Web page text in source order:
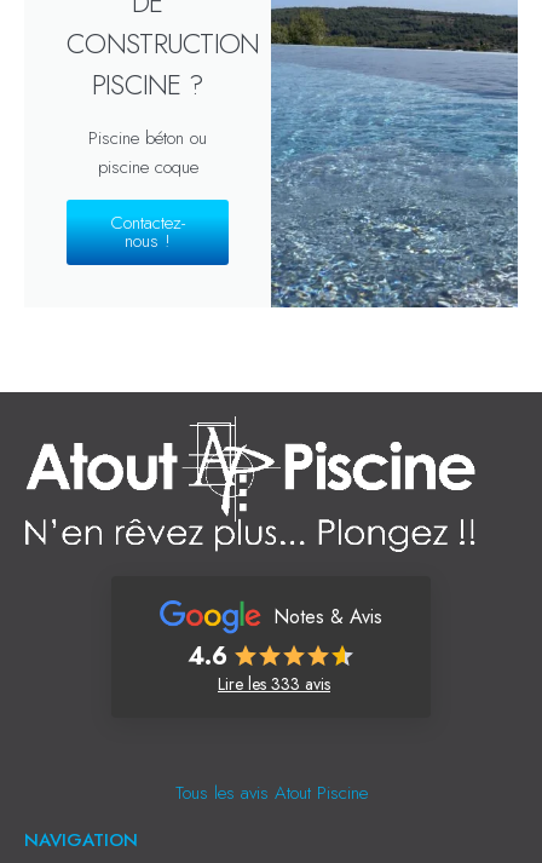
CONSTRUCTION
PISCINE ?
Piscine béton ou
piscine coque
Contactez-
nous !
Notes & Avis
4.6
Lire les 333 avis
Tous les avis Atout Piscine
NAVIGATION